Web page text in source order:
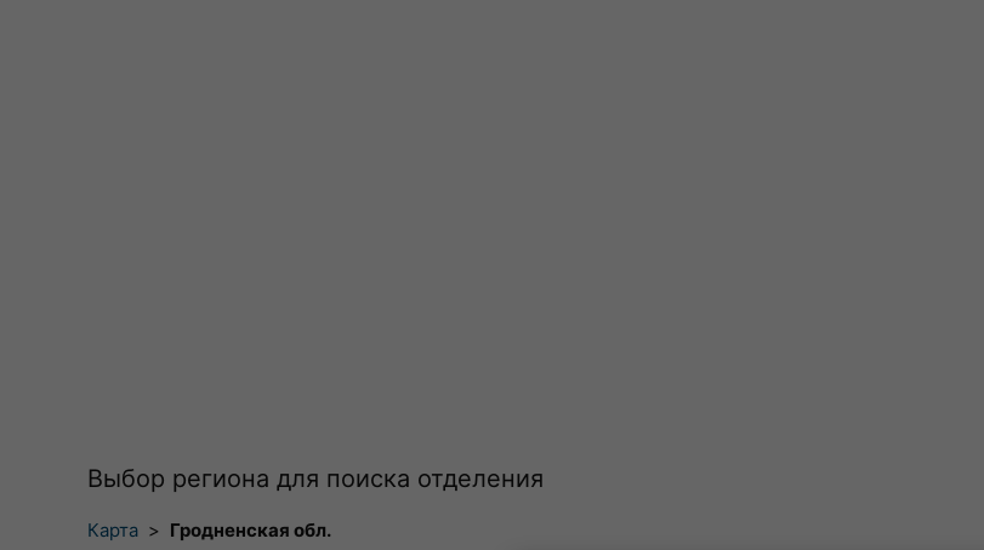
Выбор региона для поиска отделения
Карта > Гродненская обл.